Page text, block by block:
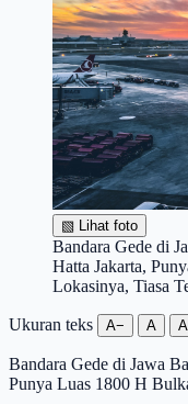
▧ Lihat foto
Bandara Gede di
Hatta Jakarta,
Lokasinya, Tiasa
Ukuran teks A− A
Bandara Gede di Jawa
Punya Luas 1800 H